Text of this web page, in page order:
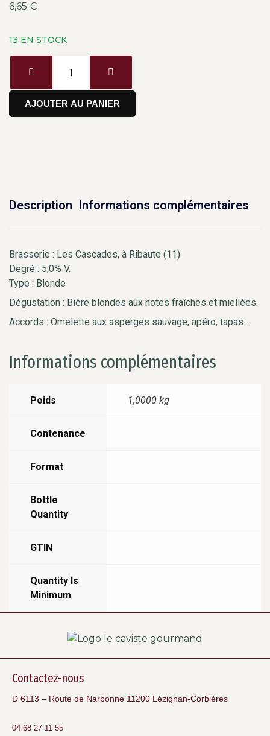
6,65 €
13 EN STOCK
AJOUTER AU PANIER
Description Informations complémentaires
Brasserie : Les Cascades, à Ribaute (11)
Degré : 5,0% V.
Type : Blonde
Dégustation : Bière blondes aux notes fraîches et miellées.
Accords : Omelette aux asperges sauvage, apéro, tapas…
Informations complémentaires
Poids 1,0000 kg
Contenance
Format
Bottle
Quantity
GTIN
Quantity Is
Minimum
Contactez-nous
D 6113 – Route de Narbonne 11200 Lézignan-Corbières
04 68 27 11 55